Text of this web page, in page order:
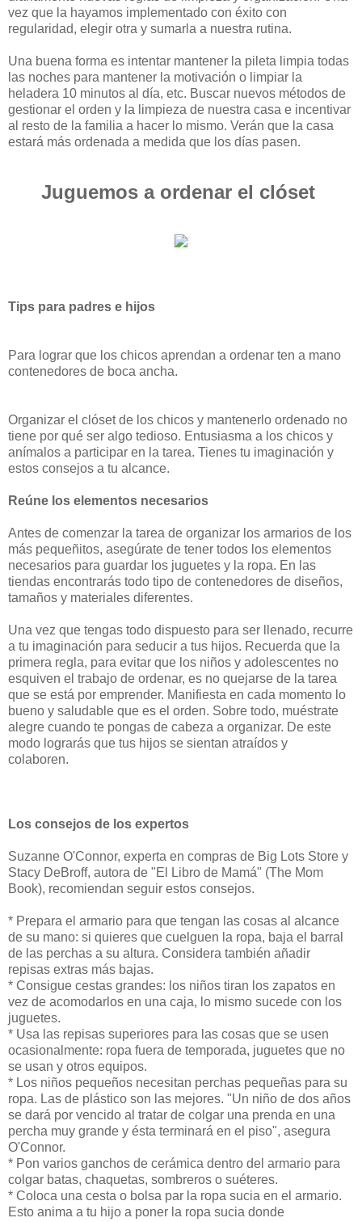
vez que la hayamos implementado con éxito con
regularidad, elegir otra y sumarla a nuestra rutina.
Una buena forma es intentar mantener la pileta limpia todas
las noches para mantener la motivación o limpiar la
heladera 10 minutos al día, etc. Buscar nuevos métodos de
gestionar el orden y la limpieza de nuestra casa e incentivar
al resto de la familia a hacer lo mismo. Verán que la casa
estará más ordenada a medida que los días pasen.
Juguemos a ordenar el clóset
Tips para padres e hijos
Para lograr que los chicos aprendan a ordenar ten a mano
contenedores de boca ancha.
Organizar el clóset de los chicos y mantenerlo ordenado no
tiene por qué ser algo tedioso. Entusiasma a los chicos y
anímalos a participar en la tarea. Tienes tu imaginación y
estos consejos a tu alcance.
Reúne los elementos necesarios
Antes de comenzar la tarea de organizar los armarios de los
más pequeñitos, asegúrate de tener todos los elementos
necesarios para guardar los juguetes y la ropa. En las
tiendas encontrarás todo tipo de contenedores de diseños,
tamaños y materiales diferentes.
Una vez que tengas todo dispuesto para ser llenado, recurre
a tu imaginación para seducir a tus hijos. Recuerda que la
primera regla, para evitar que los niños y adolescentes no
esquiven el trabajo de ordenar, es no quejarse de la tarea
que se está por emprender. Manifiesta en cada momento lo
bueno y saludable que es el orden. Sobre todo, muéstrate
alegre cuando te pongas de cabeza a organizar. De este
modo lograrás que tus hijos se sientan atraídos y
colaboren.
Los consejos de los expertos
Suzanne O'Connor, experta en compras de Big Lots Store y
Stacy DeBroff, autora de "El Libro de Mamá" (The Mom
Book), recomiendan seguir estos consejos.
* Prepara el armario para que tengan las cosas al alcance
de su mano: si quieres que cuelguen la ropa, baja el barral
de las perchas a su altura. Considera también añadir
repisas extras más bajas.
* Consigue cestas grandes: los niños tiran los zapatos en
vez de acomodarlos en una caja, lo mismo sucede con los
juguetes.
* Usa las repisas superiores para las cosas que se usen
ocasionalmente: ropa fuera de temporada, juguetes que no
se usan y otros equipos.
* Los niños pequeños necesitan perchas pequeñas para su
ropa. Las de plástico son las mejores. "Un niño de dos años
se dará por vencido al tratar de colgar una prenda en una
percha muy grande y ésta terminará en el piso", asegura
O'Connor.
* Pon varios ganchos de cerámica dentro del armario para
colgar batas, chaquetas, sombreros o suéteres.
* Coloca una cesta o bolsa par la ropa sucia en el armario.
Esto anima a tu hijo a poner la ropa sucia donde